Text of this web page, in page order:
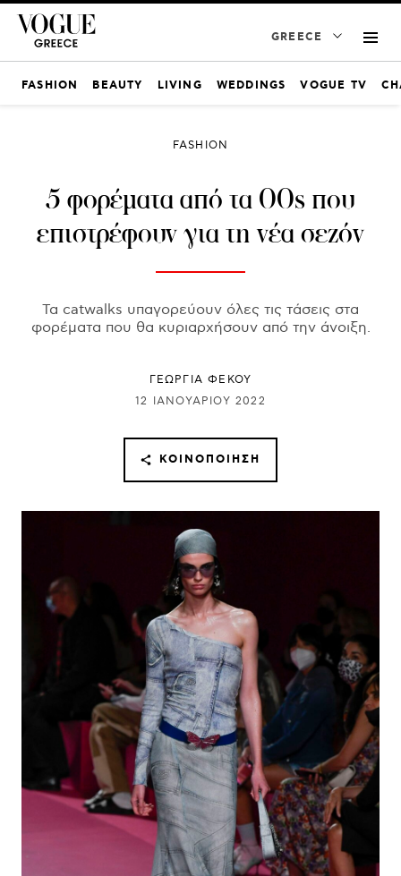
GREECE
FASHION BEAUTY LIVING WEDDINGS VOGUE TV
FASHION
5 φορέματα από τα 00s που
επιστρέφουν για τη νέα σεζόν
Τα catwalks υπαγορεύουν όλες τις τάσεις στα
φορέματα που θα κυριαρχήσουν από την άνοιξη.
ΓΕΩΡΓΙΑ ΦΕΚΟΥ
12 ΙΑΝΟΥΑΡΊΟΥ 2022
ΚΟΙΝΟΠΟΊΗΣΗ